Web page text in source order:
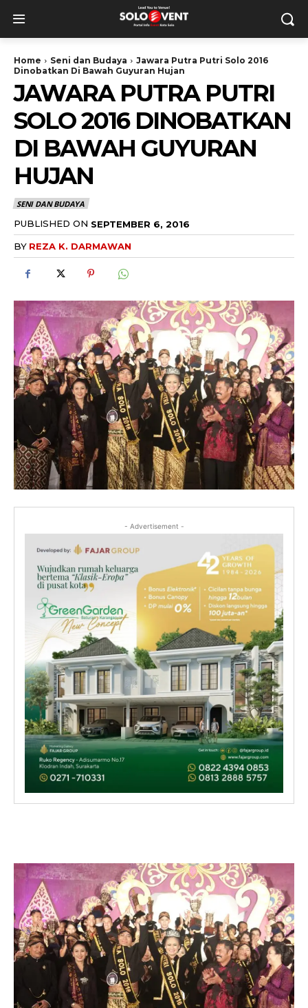
Home Seni dan Budaya
Jawara Putra Putri Solo 2016
Dinobatkan Di Bawah Guyuran Hujan
JAWARA PUTRA PUTRI
SOLO 2016 DINOBATKAN
DI BAWAH GUYURAN
HUJAN
SENI DAN BUDAYA
PUBLISHED ON SEPTEMBER 6, 2016
BY REZA K. DARMAWAN
- Advertisement -